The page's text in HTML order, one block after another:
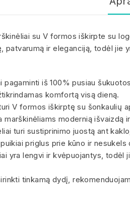
su V formos iškirpte su
patvarumą ir eleganciją, todėl jie
pagaminti iš 100% pusiau
komfortą visą dieną.
V formos iškirptę su šonkaulių
modernią išvaizdą
turi sustiprinimo juostą ant
priglus prie kūno ir
yra lengvi ir kvėpuojantys, todėl
tinkamą dydį,